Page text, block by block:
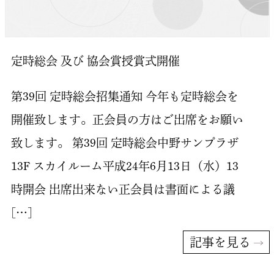
定時総会 及び 協会賞授賞式開催
第39回 定時総会招集通知 今年も定時総会を
開催致します。正会員の方はご出席をお願い
致します。 第39回 定時総会中野サンプラザ
13F スカイルーム平成24年6月13日（水）13
時開会 出席出来ない正会員は書面による議
[…]
記事を見る